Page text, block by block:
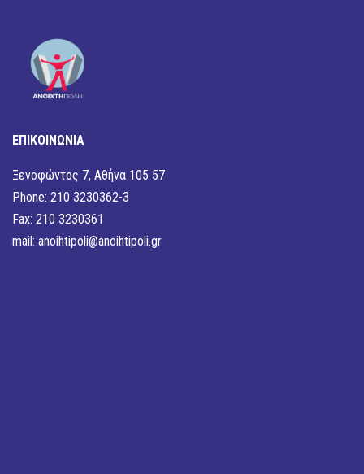
ΕΠΙΚΟΙΝΩΝΙΑ
Ξενοφώντος 7, Αθήνα 105 57
Phone: 210 3230362-3
Fax: 210 3230361
mail: anoihtipoli@anoihtipoli.gr